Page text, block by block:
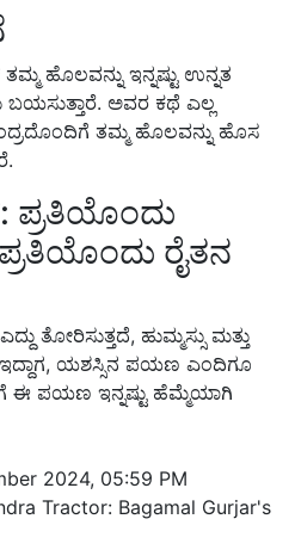
ಹೊಲವನ್ನು ಇನ್ನಷ್ಟು ಉನ್ನತ
ಬಯಸುತ್ತಾರೆ. ಅವರ ಕಥೆ ಎಲ್ಲ
ತಮ್ಮ ಹೊಲವನ್ನು ಹೊಸ
ಪ್ರತಿಯೊಂದು
ರೈತನ
ತೋರಿಸುತ್ತದೆ, ಹುಮ್ಮಸ್ಸು ಮತ್ತು
ಯಶಸ್ಸಿನ ಪಯಣ ಎಂದಿಗೂ
ಈ ಪಯಣ ಇನ್ನಷ್ಟು ಹೆಮ್ಮೆಯಾಗಿ
2024, 05:59 PM
Tractor: Bagamal Gurjar's